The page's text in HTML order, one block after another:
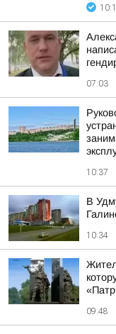
07:03
10:37
В
10:34
09:48